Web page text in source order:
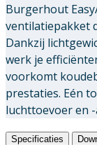
Burgerhout
ventilatiepakket
Dankzij
werk je
voorkomt
prestaties. Eén
luchttoevoer en
Specificaties